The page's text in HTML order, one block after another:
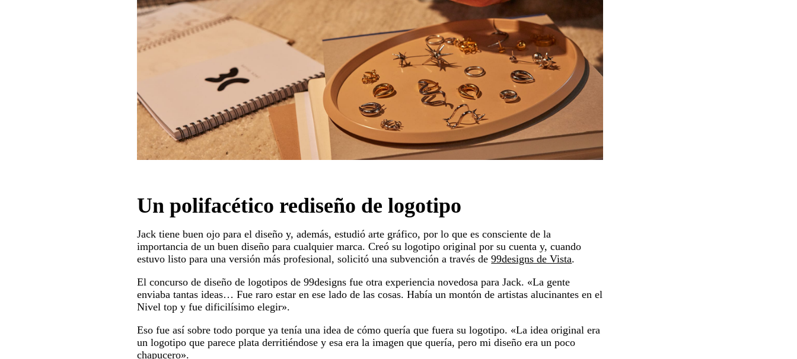
Un polifacético rediseño de logotipo
Jack tiene buen ojo para el diseño y, además, estudió arte gráfico, por lo que es consciente de la
importancia de un buen diseño para cualquier marca. Creó su logotipo original por su cuenta y, cuando
estuvo listo para una versión más profesional, solicitó una subvención a través de99designs de Vista.
El concurso de diseño de logotipos de 99designs fue otra experiencia novedosa para Jack. «La gente
enviaba tantas ideas… Fue raro estar en ese lado de las cosas. Había un montón de artistas alucinantes en el
Nivel top y fue dificilísimo elegir».
Eso fue así sobre todo porque ya tenía una idea de cómo quería que fuera su logotipo. «La idea original era
un logotipo que parece plata derritiéndose y esa era la imagen que quería, pero mi diseño era un poco
chapucero».